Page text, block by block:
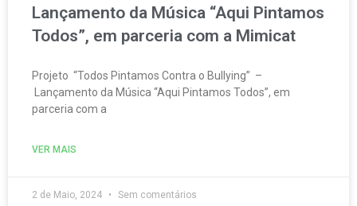
Lançamento da Música “Aqui Pintamos
Todos”, em parceria com a Mimicat
Projeto “Todos Pintamos Contra o Bullying” –
Lançamento da Música “Aqui Pintamos Todos”, em
parceria com a
VER MAIS
2 de Maio, 2024 Sem comentários